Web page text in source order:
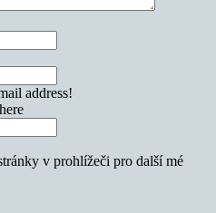
address!
v prohlížeči pro další mé